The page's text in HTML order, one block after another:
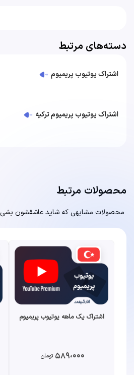
دسته‌های مرتبط
اشتراک یوتیوب پریمیوم
اشتراک یوتیوب پریمیوم ترکیه
محصولات مرتبط
محصولات مشابهی که شاید عاشقشون
اشتراک یک ماهه یوتیوب پریمیوم
589،000 تومان